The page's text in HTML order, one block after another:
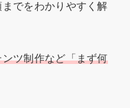
でをわかりやすく解
ツ制作など「まず何